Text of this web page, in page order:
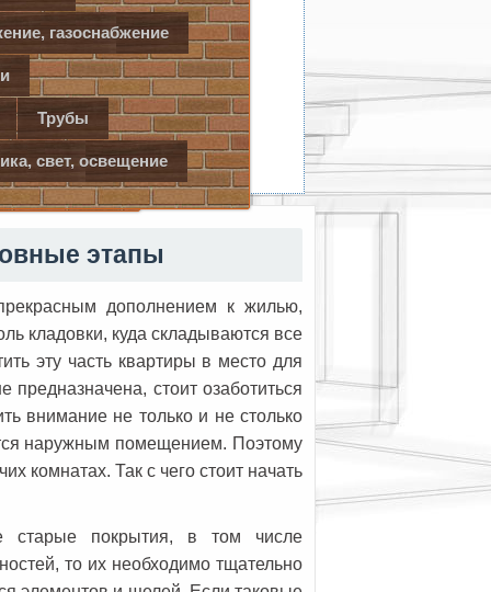
Пол
газоснабжение
Трубы
свет, освещение
этапы
дополнением к жилью,
кладовки, куда складываются все
эту часть квартиры в место для
стоит озаботиться
внимание не только и не столько
наружным помещением. Поэтому
комнатах. Так с чего стоит начать
старые покрытия, в том числе
то их необходимо тщательно